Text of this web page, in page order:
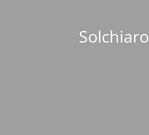
Solchiaro